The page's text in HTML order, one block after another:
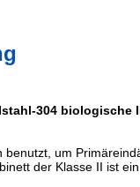
304 biologische
um
der Klasse II ist